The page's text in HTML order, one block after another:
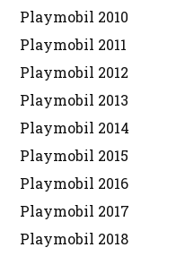
Playmobil 2010
Playmobil 2011
Playmobil 2012
Playmobil 2013
Playmobil 2014
Playmobil 2015
Playmobil 2016
Playmobil 2017
Playmobil 2018